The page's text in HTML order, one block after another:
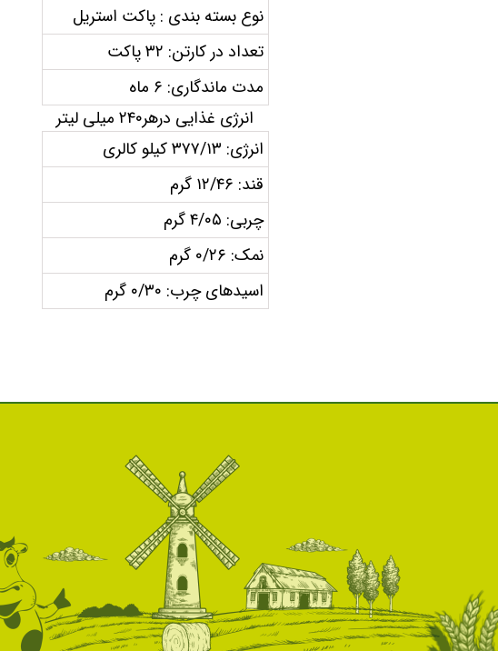
نوع بسته بندی : پاکت استریل
تعداد در کارتن: ۳۲ پاکت
مدت ماندگاری: ۶ ماه
انرژی غذایی درهر۲۴۰ میلی لیتر
انرژی: ۳۷۷/۱۳ کیلو کالری
قند: ۱۲/۴۶ گرم
چربی: ۴/۰۵ گرم
نمک: ۰/۲۶ گرم
اسیدهای چرب: ۰/۳۰ گرم